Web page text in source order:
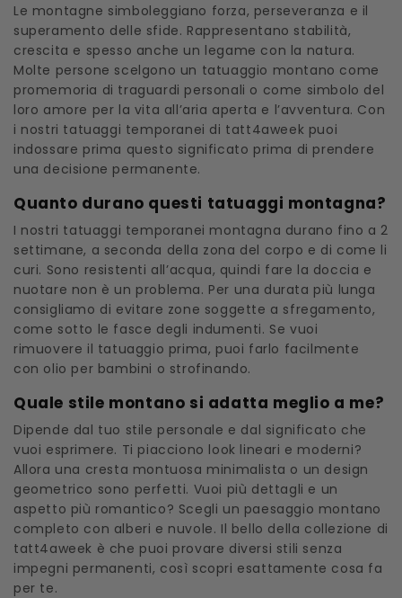
Le montagne simboleggiano forza, perseveranza e il
superamento delle sfide. Rappresentano stabilità,
crescita e spesso anche un legame con la natura.
Molte persone scelgono un tatuaggio montano come
promemoria di traguardi personali o come simbolo del
loro amore per la vita all’aria aperta e l’avventura. Con
i nostri tatuaggi temporanei di tatt4aweek puoi
indossare prima questo significato prima di prendere
una decisione permanente.
Quanto durano questi tatuaggi montagna?
I nostri tatuaggi temporanei montagna durano fino a 2
settimane, a seconda della zona del corpo e di come li
curi. Sono resistenti all’acqua, quindi fare la doccia e
nuotare non è un problema. Per una durata più lunga
consigliamo di evitare zone soggette a sfregamento,
come sotto le fasce degli indumenti. Se vuoi
rimuovere il tatuaggio prima, puoi farlo facilmente
con olio per bambini o strofinando.
Quale stile montano si adatta meglio a me?
Dipende dal tuo stile personale e dal significato che
vuoi esprimere. Ti piacciono look lineari e moderni?
Allora una cresta montuosa minimalista o un design
geometrico sono perfetti. Vuoi più dettagli e un
aspetto più romantico? Scegli un paesaggio montano
completo con alberi e nuvole. Il bello della collezione di
tatt4aweek è che puoi provare diversi stili senza
impegni permanenti, così scopri esattamente cosa fa
per te.